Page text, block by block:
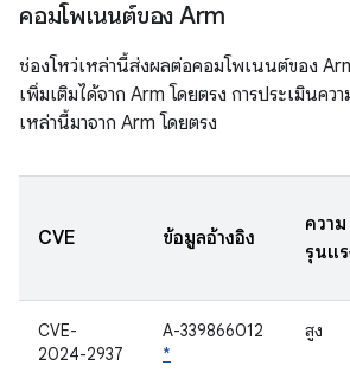
คอมโพเนนต์ของ Arm
ช่องโหว่เหล่านี้ส่งผลต่อคอมโพเนนต์ของ
เพิ่มเติมได้จาก Arm โดยตรง การประเมินค
เหล่านี้มาจาก Arm โดยตรง
CVE ข้อมูลอ้างอิง
ความ
รุนแ
CVE-
2024-2937
A-339866012
*
สูง